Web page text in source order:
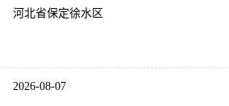
河北省保定徐水区
2026-08-07